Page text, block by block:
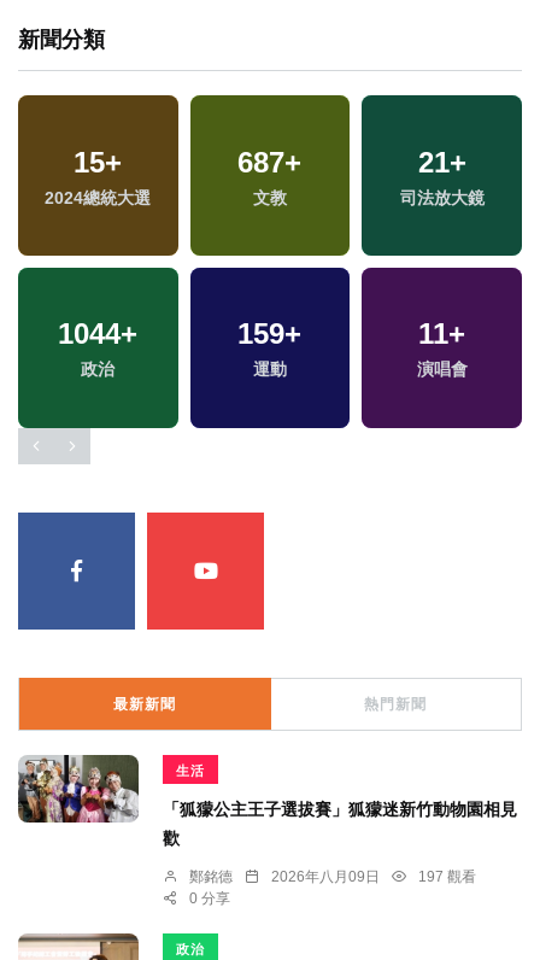
新聞分類
15+
2024總統大選
687+
文教
21+
司法放大鏡
1044+
政治
159+
運動
11+
演唱會
最新新聞 熱門新聞
生活
「狐獴公主王子選拔賽」狐獴迷新竹動物園相見
歡
鄭銘德 2026年八月09日
197 觀看
0 分享
政治